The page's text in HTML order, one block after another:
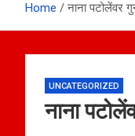
Home नाना पटोलेंवर
UNCATEGORIZED
नाना